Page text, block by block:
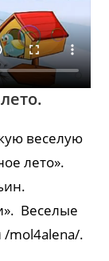
веселую
лето».
Веселые
mol4alena/.